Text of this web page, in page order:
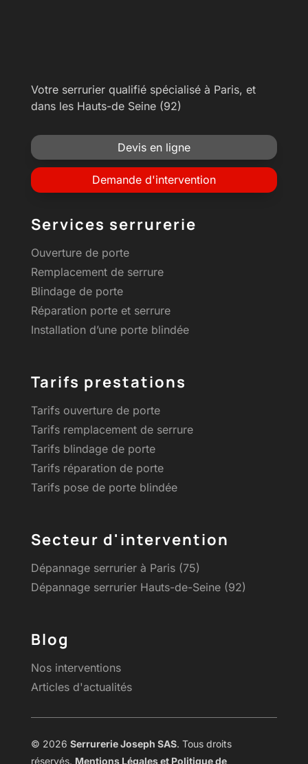
Votre serrurier qualifié spécialisé à Paris, et
dans les Hauts-de Seine (92)
Devis en ligne
Demande d'intervention
Services serrurerie
Ouverture de porte
Remplacement de serrure
Blindage de porte
Réparation porte et serrure
Installation d’une porte blindée
Tarifs prestations
Tarifs ouverture de porte
Tarifs remplacement de serrure
Tarifs blindage de porte
Tarifs réparation de porte
Tarifs pose de porte blindée
Secteur d'intervention
Dépannage serrurier à Paris (75)
Dépannage serrurier Hauts-de-Seine (92)
Blog
Nos interventions
Articles d'actualités
© 2026 Serrurerie Joseph SAS. Tous droits
réservés. Mentions Légales et Politique de